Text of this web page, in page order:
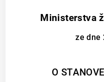
Ministerstva
ze dne
O